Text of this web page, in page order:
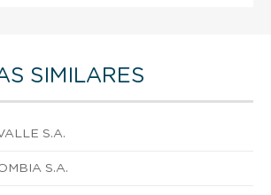
SIMILARES
S.A.
S.A.